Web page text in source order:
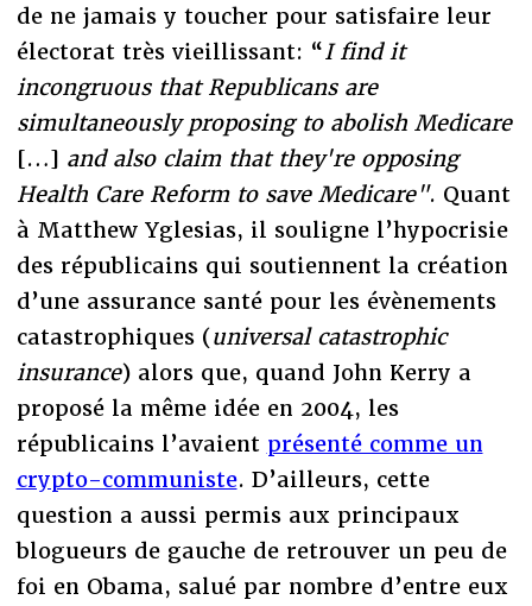
de ne jamais y toucher pour satisfaire leur
électorat très vieillissant: “I find it
incongruous that Republicans are
simultaneously proposing to abolish Medicare
[…] and also claim that they're opposing
Health Care Reform to save Medicare". Quant
à Matthew Yglesias, il souligne l’hypocrisie
des républicains qui soutiennent la création
d’une assurance santé pour les évènements
catastrophiques (universal catastrophic
insurance) alors que, quand John Kerry a
proposé la même idée en 2004, les
républicains l’avaient présenté comme un
crypto-communiste. D’ailleurs, cette
question a aussi permis aux principaux
blogueurs de gauche de retrouver un peu de
foi en Obama, salué par nombre d’entre eux